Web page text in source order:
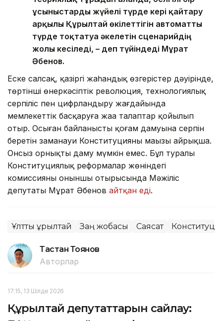
ұсыныстарды жүйелі түрде кері қайтару
арқылы Құрылтай өкілеттігін автоматты
түрде тоқтатуға әкелетін сценарийдің
жолы кесіледі, – деп түйіндеді Мұрат
Әбенов.
Еске салсақ, қазіргі жаһандық өзгерістер дәуірінде,
төртінші өнеркәсіптік революция, технологиялық
серпіліс пен цифрландыру жағдайында
мемлекеттік басқаруға жаңа талаптар қойылып
отыр. Осыған байланысты қоғам дамуына серпін
беретін заманауи Конституцияның маңызы айрықша.
Онсыз орнықты даму мүмкін емес. Бұл туралы
Конституциялық реформалар жөніндегі
комиссияның оныншы отырысында Мәжіліс
депутаты Мұрат Әбенов айтқан еді.
Ұлттық құрылтай Заң жобасы Саясат
Тастан Тоянов
Авторлар
17:15, 13 Шілде 2026
Құрылтай депутаттарын сайлау: